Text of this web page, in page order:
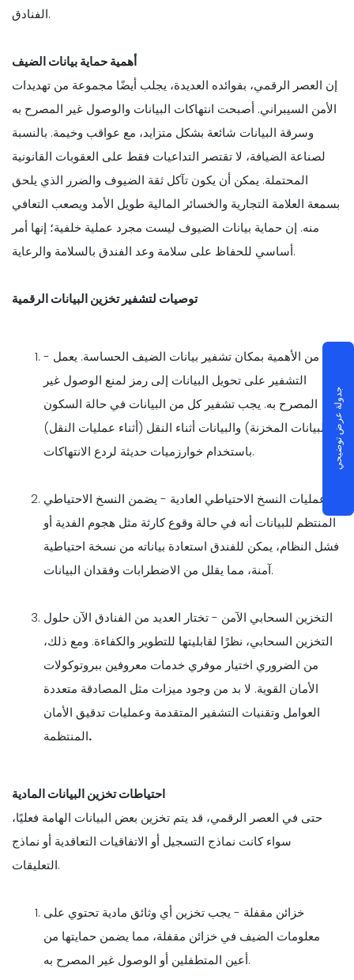
الفنادق.
أهمية حماية بيانات الضيف
إن العصر الرقمي، بفوائده العديدة، يجلب أيضًا مجموعة من تهديدات
الأمن السيبراني. أصبحت انتهاكات البيانات والوصول غير المصرح به
وسرقة البيانات شائعة بشكل متزايد، مع عواقب وخيمة. بالنسبة
لصناعة الضيافة، لا تقتصر التداعيات فقط على العقوبات القانونية
المحتملة. يمكن أن يكون تآكل ثقة الضيوف والضرر الذي يلحق
بسمعة العلامة التجارية والخسائر المالية طويل الأمد ويصعب التعافي
منه. إن حماية بيانات الضيوف ليست مجرد عملية خلفية؛ إنها أمر
أساسي للحفاظ على سلامة وعد الفندق بالسلامة والرعاية.
توصيات لتشفير تخزين البيانات الرقمية
- من الأهمية بمكان تشفير بيانات الضيف الحساسة. يعمل
التشفير على تحويل البيانات إلى رمز لمنع الوصول غير
المصرح به. يجب تشفير كل من البيانات في حالة السكون
(البيانات المخزنة) والبيانات أثناء النقل (أثناء عمليات النقل)
باستخدام خوارزميات حديثة لردع الانتهاكات.
عمليات النسخ الاحتياطي العادية - يضمن النسخ الاحتياطي
المنتظم للبيانات أنه في حالة وقوع كارثة مثل هجوم الفدية أو
فشل النظام، يمكن للفندق استعادة بياناته من نسخة احتياطية
آمنة، مما يقلل من الاضطرابات وفقدان البيانات.
التخزين السحابي الآمن - تختار العديد من الفنادق الآن حلول
التخزين السحابي، نظرًا لقابليتها للتطوير والكفاءة. ومع ذلك،
من الضروري اختيار موفري خدمات معروفين ببروتوكولات
الأمان القوية. لا بد من وجود ميزات مثل المصادقة متعددة
العوامل وتقنيات التشفير المتقدمة وعمليات تدقيق الأمان
المنتظمة.
احتياطات تخزين البيانات المادية
حتى في العصر الرقمي، قد يتم تخزين بعض البيانات الهامة فعليًا،
سواء كانت نماذج التسجيل أو الاتفاقيات التعاقدية أو نماذج
التعليقات.
خزائن مقفلة - يجب تخزين أي وثائق مادية تحتوي على
معلومات الضيف في خزائن مقفلة، مما يضمن حمايتها من
أعين المتطفلين أو الوصول غير المصرح به.
جدولة عرض توضيحي